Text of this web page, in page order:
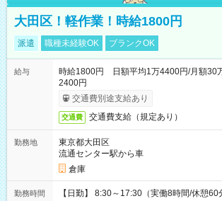
大田区！軽作業！時給1800円
派遣 職種未経験OK ブランクOK
給与
時給1800円 日額平均1万4400円/月額30
2400円
交通費別途支給あり
交通費 交通費支給（規定あり）
勤務地
東京都大田区
流通センター駅から車
倉庫
勤務時間 【日勤】 8:30～17:30（実働8時間/休憩60